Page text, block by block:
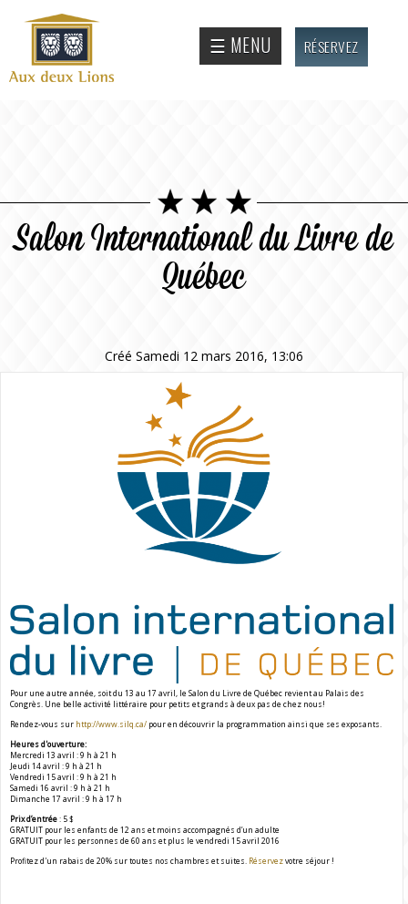
Site
officiel
de
☰ MENU RÉSERVEZ
Salon International du Livre de
Québec
Créé Samedi 12 mars 2016, 13:06
Pour une autre année, soit du 13 au 17 avril, le Salon du Livre de Québec revient au Palais des
Congrès. Une belle activité littéraire pour petits et grands à deux pas de chez nous!
Rendez-vous sur http://www.silq.ca/ pour en découvrir la programmation ainsi que ses exposants.
Heures d'ouverture:
Mercredi 13 avril : 9 h à 21 h
Jeudi 14 avril : 9 h à 21 h
Vendredi 15 avril : 9 h à 21 h
Samedi 16 avril : 9 h à 21 h
Dimanche 17 avril : 9 h à 17 h
Prix d’entrée: 5 $
GRATUIT pour les enfants de 12 ans et moins accompagnés d’un adulte
GRATUIT pour les personnes de 60 ans et plus le vendredi 15 avril 2016
Profitez d'un rabais de 20% sur toutes nos chambres et suites. Réservezvotre séjour !